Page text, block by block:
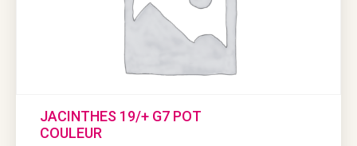
JACINTHES 19/+ G7 POT
COULEUR